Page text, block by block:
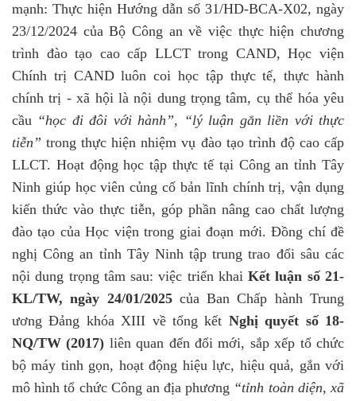
mạnh: Thực hiện Hướng dẫn số 31/HD-BCA-X02, ngày
23/12/2024 của Bộ Công anvề việc thực hiện chương
trình đào tạo cao cấp LLCT trong CAND, Học viện
Chính trị CAND luôn coi học tập thực tế, thực hành
chính trị - xã hội là nội dung trọng tâm, cụ thể hóa yêu
cầu “học đi đôi với hành”, “lý luận gắn liền với thực
tiễn” trong thực hiện nhiệm vụ đào tạo trình độ cao cấp
LLCT. Hoạt động học tập thực tế tại Công an tỉnh Tây
Ninh giúp học viên củng cố bản lĩnh chính trị, vận dụng
kiến thức vào thực tiễn, góp phần nâng cao chất lượng
đào tạo của Học viện trong giai đoạn mới. Đồng chí đề
nghị Công an tỉnh Tây Ninh tập trung trao đổi sâu các
nội dung trọng tâm sau: việc triển khaiKết luận số 21-
KL/TW, ngày 24/01/2025của Ban Chấp hành Trung
ương Đảng khóa XIII về tổng kết Nghị quyết số 18-
NQ/TW (2017) liên quan đến đổi mới, sắp xếp tổ chức
bộ máy tinh gọn, hoạt động hiệu lực, hiệu quả, gắn với
mô hình tổ chức Công an địa phương “tỉnh toàn diện, xã